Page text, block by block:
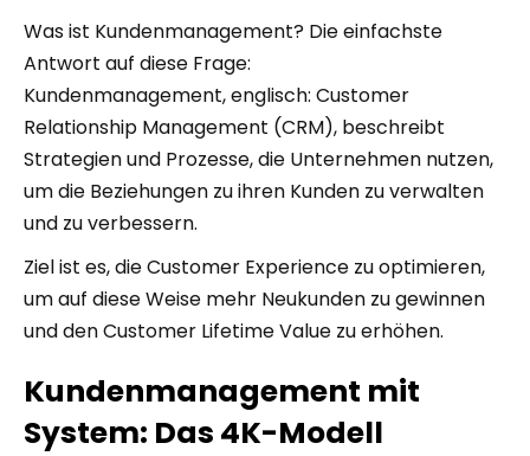
Was ist Kundenmanagement? Die einfachste
Antwort auf diese Frage:
Kundenmanagement, englisch: Customer
Relationship Management (CRM), beschreibt
Strategien und Prozesse, die Unternehmen nutzen,
um die Beziehungen zu ihren Kunden zu verwalten
und zu verbessern.
Ziel ist es, die Customer Experience zu optimieren,
um auf diese Weise mehr Neukunden zu gewinnen
und den Customer Lifetime Value zu erhöhen.
Kundenmanagement mit
System: Das 4K-Modell